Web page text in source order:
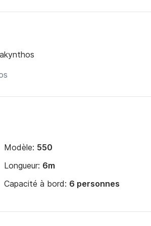
en quête d'une expérience
Modèle: 550
Longueur: 6m
Capacité à bord: 6 personnes